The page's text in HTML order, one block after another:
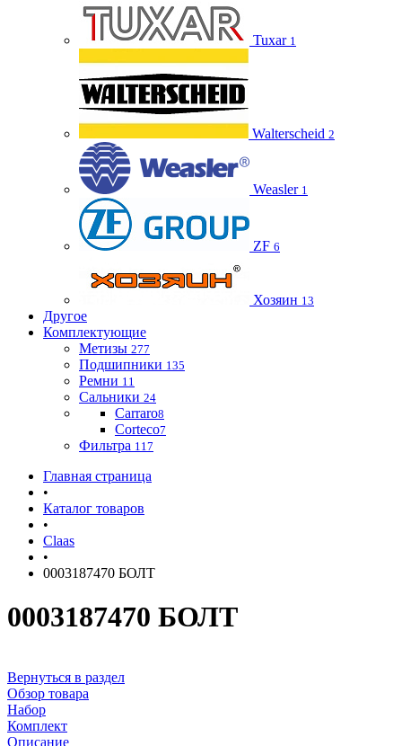
Tuxar 1
Walterscheid 2
Weasler 1
ZF 6
Хозяин 13
Другое
Комплектующие
Метизы 277
Подшипники 135
Ремни 11
Сальники 24
Carraro8
Corteco7
Фильтра 117
Главная страница
•
Каталог товаров
•
Claas
•
0003187470 БОЛТ
0003187470 БОЛТ
Вернуться в раздел
Обзор товара
Набор
Комплект
Описание